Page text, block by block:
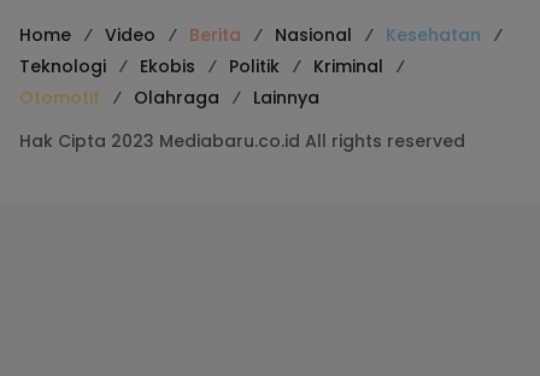
Home Video Berita Nasional
Kesehatan
Teknologi
Ekobis Politik
Kriminal
Otomotif
Olahraga
Lainnya
Hak Cipta 2023 Mediabaru.co.id All rights reserved